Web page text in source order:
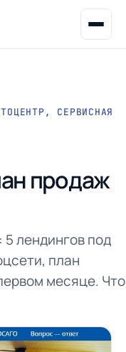
СЕРВИСНАЯ
продаж
лендингов под
план
месяце. Что